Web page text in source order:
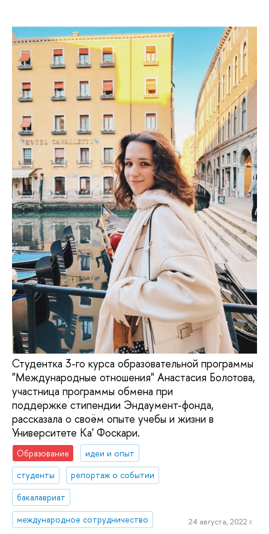
Студентка 3-го курса образовательной программы
"Международные отношения" Анастасия Болотова,
участница программы обмена при
поддержке стипендии Эндаумент-фонда,
рассказала о своём опыте учебы и жизни в
Университете Ка' Фоскари.
Образование
идеи и опыт
студенты
репортаж о событии
бакалавриат
международное сотрудничество
24 августа, 2022 г.